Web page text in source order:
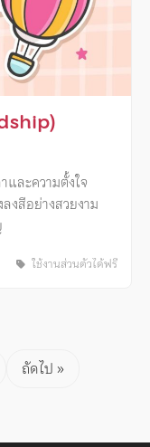
และความตั้งใจ
งสีอย่างสวยงาม
ใช้งานส่วนตัวได้ฟรี
ถัดไป »